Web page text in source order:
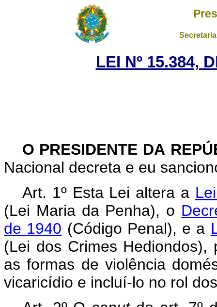
LEI Nº 15.384,
O PRESIDENTE DA
Nacional decreta e eu
Art. 1º Esta Lei altera a
(Lei Maria da Penha), o
de 1940 (Código Penal), e a
(Lei dos Crimes
as formas de violência
vicaricídio e incluí-lo no rol